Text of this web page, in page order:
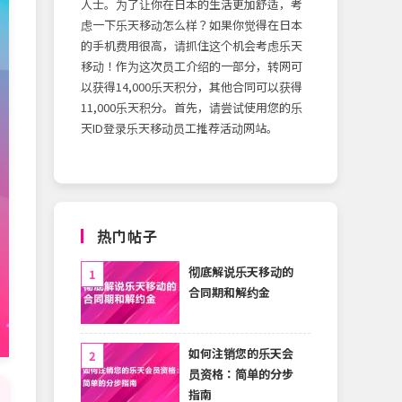
人士。为了让你在日本的生活更加舒适，考
虑一下乐天移动怎么样？如果你觉得在日本
的手机费用很高，请抓住这个机会考虑乐天
移动！作为这次员工介绍的一部分，转网可
以获得14,000乐天积分，其他合同可以获得
11,000乐天积分。首先，请尝试使用您的乐
天ID登录乐天移动员工推荐活动网站。
热门帖子
彻底解说乐天移动的
合同期和解约金
如何注销您的乐天会
员资格：简单的分步
指南